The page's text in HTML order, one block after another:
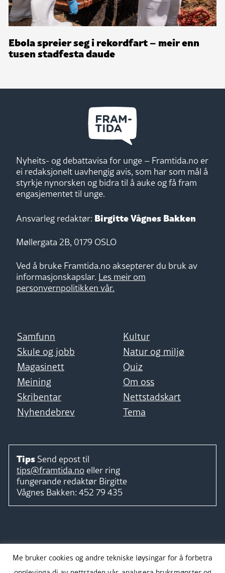
Ebola spreier seg i rekordfart – meir enn
tusen stadfesta daude
Nyheits- og debattavisa for unge – Framtida.no er
ei redaksjonelt uavhengig avis, som har som mål å
styrkje nynorsken og bidra til å auke og få fram
engasjementet til unge.
Ansvarleg redaktør: Birgitte Vågnes Bakken
Møllergata 2B, 0179 OSLO
Ved å bruke Framtida.no aksepterer du bruk av
informasjonskapslar. Les meir om
personvernpolitikken vår.
Samfunn
Kultur
Skule og jobb
Natur og miljø
Magasinett
Quiz
Meining
Om oss
Skribentar
Nettstadskart
Nyhendebrev
Tema
Tips Send epost til
tips@framtida.no eller ring
fungerande redaktør Birgitte
Vågnes Bakken: 452 79 435
Me bruker cookies og andre tekniske løysingar for å forbetra